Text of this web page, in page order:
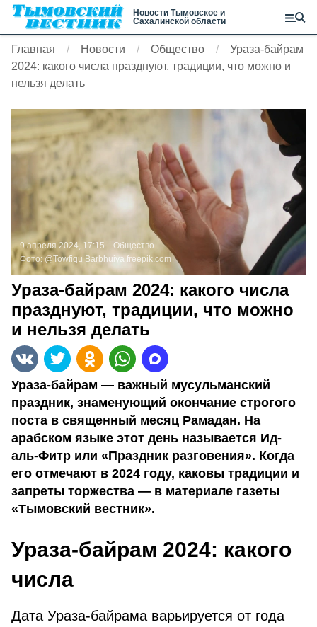
Новости Тымовское и
Сахалинской области
Главная Новости Общество
Ураза-байрам
2024: какого числа празднуют, традиции, что можно и
нельзя делать
9 апреля 2024, 17:15
Общество
Фото: @Towfiqu Barbhuiya freepik.com
Ураза-байрам 2024: какого числа
празднуют, традиции, что можно
и нельзя делать
Ураза-байрам — важный мусульманский
праздник, знаменующий окончание строгого
поста в священный месяц Рамадан. На
арабском языке этот день называется Ид-
аль-Фитр или «Праздник разговения». Когда
его отмечают в 2024 году, каковы традиции и
запреты торжества — в материале газеты
«Тымовский вестник».
Ураза-байрам 2024: какого
числа
Дата Ураза-байрама варьируется от года